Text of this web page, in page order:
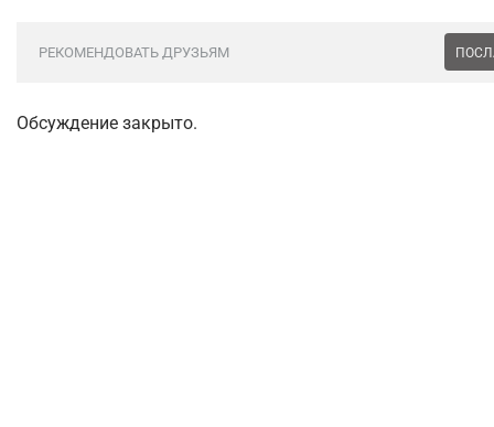
РЕКОМЕНДОВАТЬ ДРУЗЬЯМ
Обсуждение закрыто.